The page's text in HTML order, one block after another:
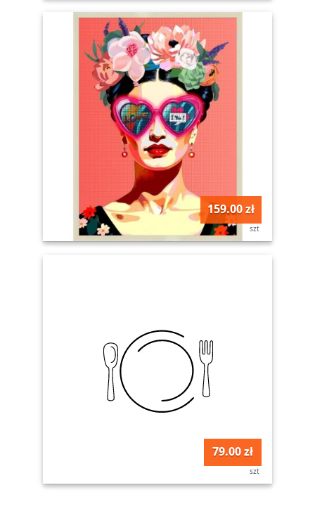
159.00 zł
szt
79.00 zł
szt